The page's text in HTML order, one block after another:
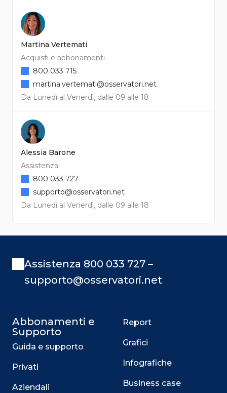
Martina Vertemati
Acquisti e abbonamenti
Da Lunedì al Venerdì, dalle 09 alle 18
800 033 715
martina.vertemati@osservatori.net
Alessia Barone
Assistenza
Da Lunedì al Venerdì, dalle 09 alle 18
800 033 727
supporto@osservatori.net
Assistenza 800 033 727 –
supporto@osservatori.net
Abbonamenti e
Supporto
Guida e supporto
Privati
Aziendali
Report
Grafici
Infografiche
Business case